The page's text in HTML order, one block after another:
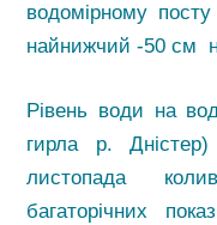
водомірному
найнижчий -50 см
Рівень води на
гирла р. Дністер)
листопада
багаторічних